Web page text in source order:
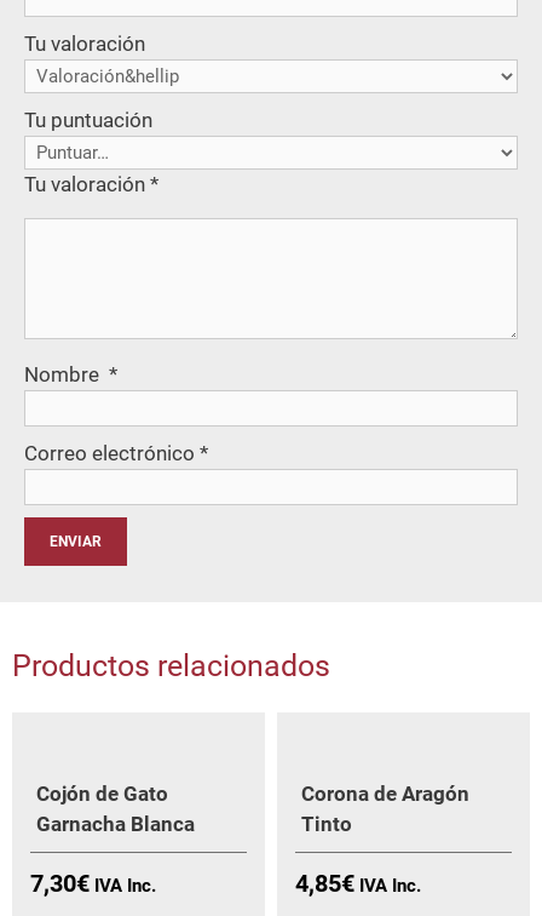
Tu valoración
Tu puntuación
Tu valoración *
Nombre *
Correo electrónico *
Productos relacionados
Cojón de Gato
Garnacha Blanca
7,30€
Corona de Aragón
Tinto
4,85€